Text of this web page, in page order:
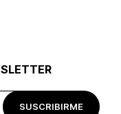
SUSCRIBIRME